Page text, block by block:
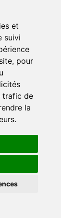
et
suivi
pour
trafic de
la